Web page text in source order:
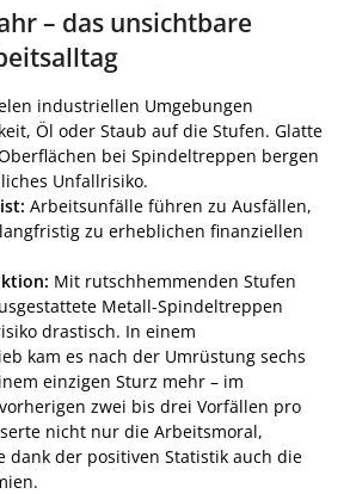
– das unsichtbare
industriellen Umgebungen
Öl oder Staub auf die Stufen. Glatte
bei Spindeltreppen bergen
Unfallrisiko.
Arbeitsunfälle führen zu Ausfällen,
zu erheblichen finanziellen
Mit rutschhemmenden Stufen
Metall-Spindeltreppen
drastisch. In einem
kam es nach der Umrüstung sechs
einzigen Sturz mehr – im
zwei bis drei Vorfällen pro
nicht nur die Arbeitsmoral,
dank der positiven Statistik auch die